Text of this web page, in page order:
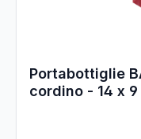
Portabottiglie
cordino - 14 x